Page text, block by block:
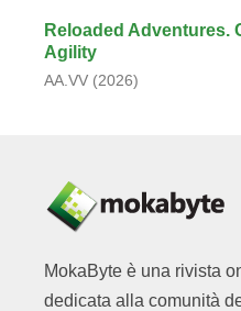
Reloaded Adventures.
Agility
AA.VV (2026)
MokaByte è una rivista
dedicata alla comunità